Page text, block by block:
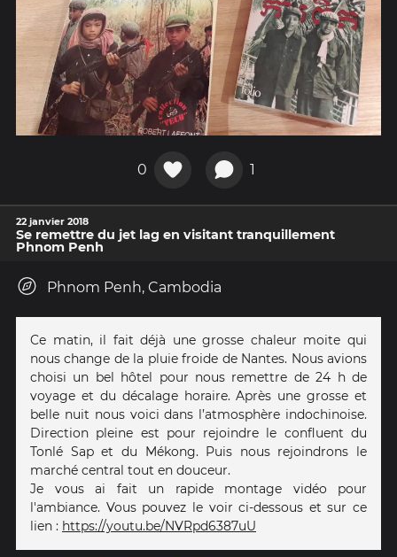
0 1
22 janvier 2018
Se remettre du jet lag en visitant tranquillement
Phnom Penh
Phnom Penh, Cambodia
Ce matin, il fait déjà une grosse chaleur moite qui
nous change de la pluie froide de Nantes. Nous avions
choisi un bel hôtel pour nous remettre de 24 h de
voyage et du décalage horaire. Après une grosse et
belle nuit nous voici dans l’atmosphère indochinoise.
Direction pleine est pour rejoindre le confluent du
Tonlé Sap et du Mékong. Puis nous rejoindrons le
marché central tout en douceur.
Je vous ai fait un rapide montage vidéo pour
l'ambiance. Vous pouvez le voir ci-dessous et sur ce
lien : https://youtu.be/NVRpd6387uU